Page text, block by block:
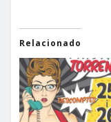
Relacionado